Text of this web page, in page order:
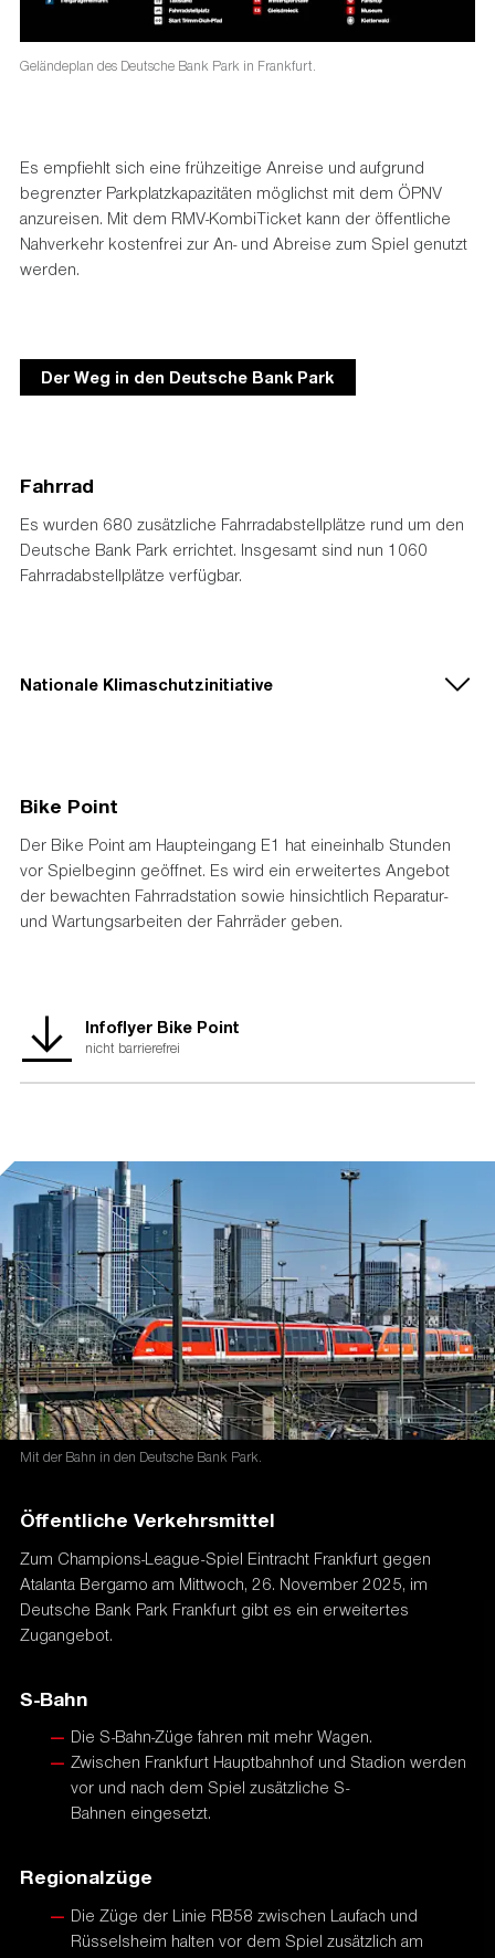
Geländeplan des Deutsche Bank Park in Frankfurt.
Es empfiehlt sich eine frühzeitige Anreise und aufgrund
begrenzter Parkplatzkapazitäten möglichst mit dem ÖPNV
anzureisen. Mit dem RMV-KombiTicket kann der öffentliche
Nahverkehr kostenfrei zur An- und Abreise zum Spiel genutzt
werden.
Der Weg in den Deutsche Bank Park
Fahrrad
Es wurden 680 zusätzliche Fahrradabstellplätze rund um den
Deutsche Bank Park errichtet. Insgesamt sind nun 1060
Fahrradabstellplätze verfügbar.
Nationale Klimaschutzinitiative
die Nationale Klimaschutzinitiative.
Beitrag zur Senkung der Treibhausgasemissionen leisten.
Ihre Programme und Projekte decken ein breites Spektrum
an Klimaschutzaktivitäten ab: Von der Entwicklung langfristiger
Strategien bis hin zu konkreten Hilfestellungen und investiven
Fördermaßnahmen. Diese Vielfalt ist Garant für gute Ideen. Die
Nationale Klimaschutzinitiative trägt zu einer Verankerung des
Klimaschutzes vor Ort bei. Von ihr profitieren
Verbraucherinnen und Verbraucher ebenso wie Unternehmen,
Kommunen oder Bildungseinrichtungen.
Bike Point
Der Bike Point am Haupteingang E1 hat eineinhalb Stunden
vor Spielbeginn geöffnet. Es wird ein erweitertes Angebot
der bewachten Fahrradstation sowie hinsichtlich Reparatur-
und Wartungsarbeiten der Fahrräder geben.
Infoflyer Bike Point
nicht barrierefrei
Mit der Bahn in den Deutsche Bank Park.
Öffentliche Verkehrsmittel
Zum Champions-League-Spiel Eintracht Frankfurt gegen
Atalanta Bergamo am Mittwoch, 26. November 2025, im
Deutsche Bank Park Frankfurt gibt es ein erweitertes
Zugangebot.
S-Bahn
Die S-Bahn-Züge fahren mit mehr Wagen.
Zwischen Frankfurt Hauptbahnhof und Stadion werden
vor und nach dem Spiel zusätzliche S-
Bahnen eingesetzt.
Regionalzüge
Die Züge der Linie RB58 zwischen Laufach und
Rüsselsheim halten vor dem Spiel zusätzlich am